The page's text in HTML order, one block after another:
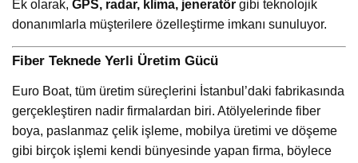
Ek olarak, GPS, radar, klima, jeneratör gibi teknolojik
donanımlarla müşterilere özelleştirme imkanı sunuluyor.
Fiber Teknede Yerli Üretim Gücü
Euro Boat, tüm üretim süreçlerini İstanbul’daki fabrikasında
gerçekleştiren nadir firmalardan biri. Atölyelerinde fiber
boya, paslanmaz çelik işleme, mobilya üretimi ve döşeme
gibi birçok işlemi kendi bünyesinde yapan firma, böylece